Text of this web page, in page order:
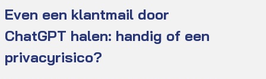
Even een klantmail door
ChatGPT halen: handig of een
privacyrisico?